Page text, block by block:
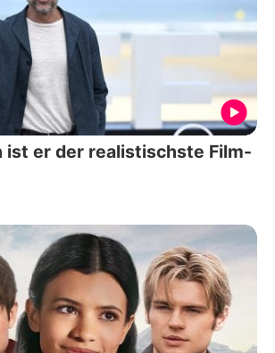
ist er der realistischste Film-